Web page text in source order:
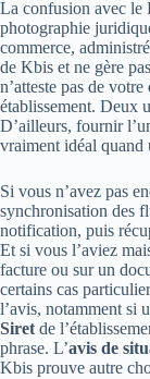
La confusion avec le
photographie
commerce,
de Kbis et ne gère
n’atteste pas de votre
établissement. Deux
D’ailleurs, fournir
vraiment idéal quand
Si vous n’avez pas
synchronisation des
notification, puis
Et si vous l’aviez
facture ou sur un
certains cas
l’avis, notamment si
Siret de
phrase. L’avis de
Kbis prouve autre